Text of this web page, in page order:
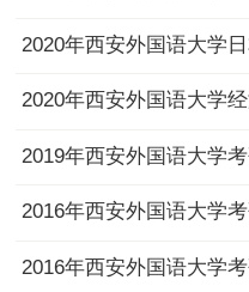
2019年西安外国语大学
2016年西安外国语大学
2016年西安外国语大学